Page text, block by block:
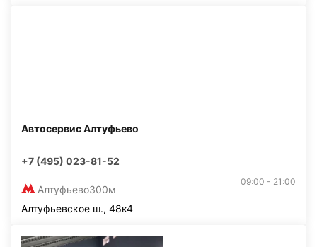
Автосервис Алтуфьево
+7 (495) 023-81-52
Алтуфьево300м
09:00 - 21:00
Алтуфьевское ш., 48к4